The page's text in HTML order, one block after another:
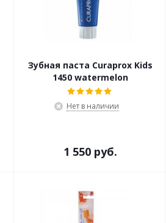
Зубная паста Curaprox Kids
1450 watermelon
Нет в наличии
1 550 руб.